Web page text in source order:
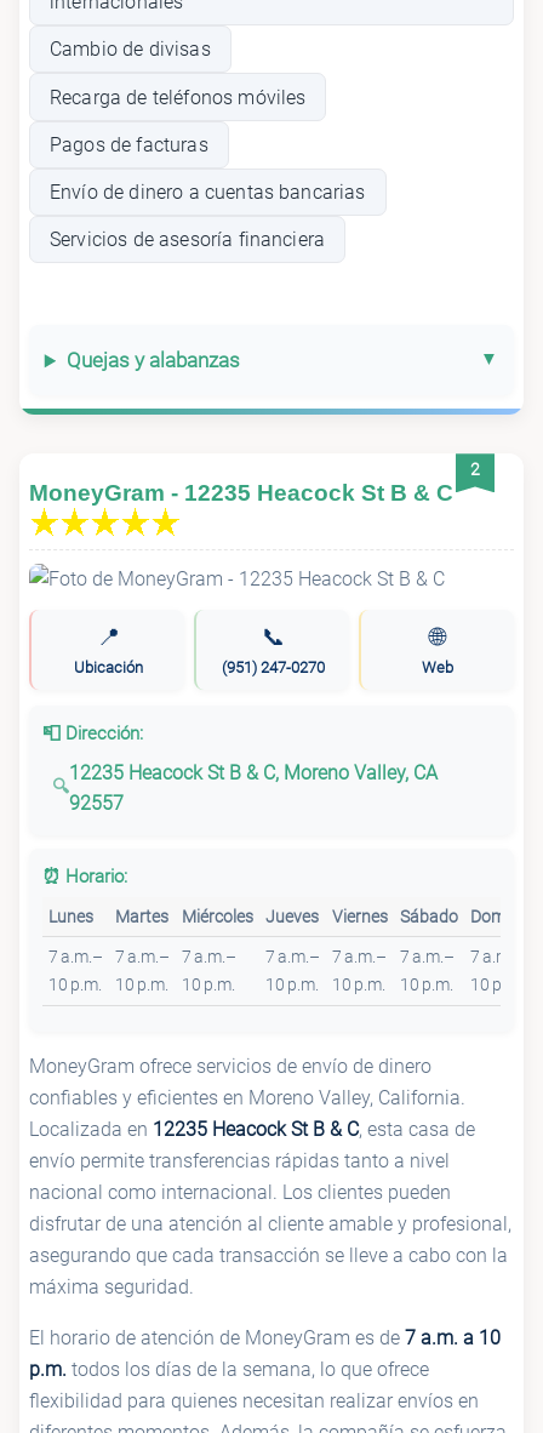
Cambio de divisas
Recarga de teléfonos móviles
Pagos de facturas
Envío de dinero a cuentas bancarias
Servicios de asesoría financiera
Quejas y alabanzas
2
MoneyGram - 12235 Heacock St B & C
📍
Ubicación
📞
(951) 247-0270
🌐
Web
📮 Dirección:
12235 Heacock St B & C, Moreno Valley, CA
92557
⏰ Horario:
Lunes Martes Miércoles Jueves Viernes Sábado Domingo
7 a.m.–
10 p.m.
7 a.m.–
10 p.m.
7 a.m.–
10 p.m.
7 a.m.–
10 p.m.
7 a.m.–
10 p.m.
7 a.m.–
10 p.m.
7 a.m.–
10 p.m.
MoneyGram ofrece servicios de envío de dinero
confiables y eficientes en Moreno Valley, California.
Localizada en 12235 Heacock St B & C, esta casa de
envío permite transferencias rápidas tanto a nivel
nacional como internacional. Los clientes pueden
disfrutar de una atención al cliente amable y profesional,
asegurando que cada transacción se lleve a cabo con la
máxima seguridad.
El horario de atención de MoneyGram es de 7 a.m. a 10
p.m. todos los días de la semana, lo que ofrece
flexibilidad para quienes necesitan realizar envíos en